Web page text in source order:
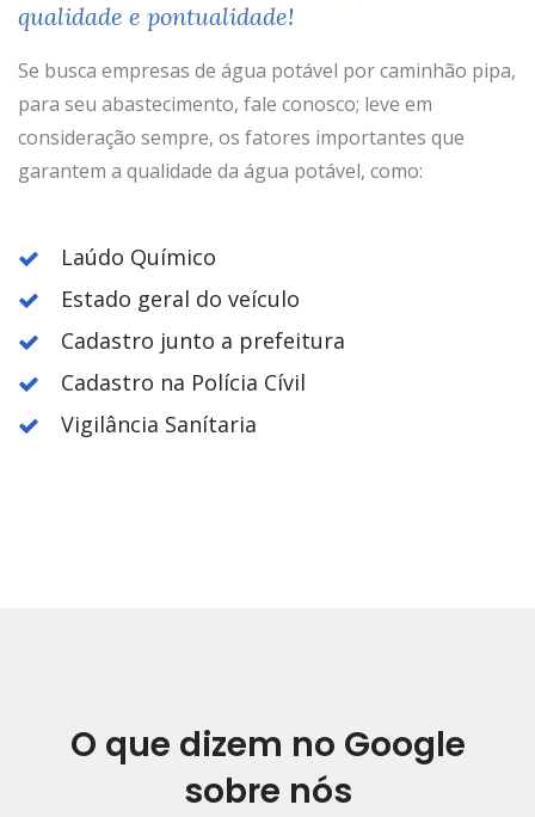
qualidade e pontualidade!
Se busca empresas de água potável por caminhão pipa,
para seu abastecimento, fale conosco; leve em
consideração sempre, os fatores importantes que
garantem a qualidade da água potável, como:
Laúdo Químico
Estado geral do veículo
Cadastro junto a prefeitura
Cadastro na Polícia Cívil
Vigilância Sanítaria
O que dizem no Google
sobre nós